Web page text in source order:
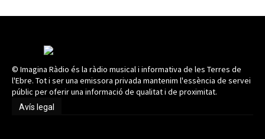
© Imagina Ràdio és la ràdio musical i informativa de les Terres de
l'Ebre. Tot i ser una emissora privada mantenim l'essència de servei
públic per oferir una informació de qualitat i de proximitat.
Avís legal